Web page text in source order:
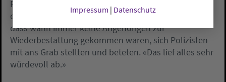
Pastorin Susanne Bruns. Auf ihrem Friedhof rückten
die Pathologen als erstes an. Beeindruckt habe sie,
dass wann immer keine Angehörigen zur
Wiederbestattung gekommen waren, sich Polizisten
mit ans Grab stellten und beteten. «Das lief alles sehr
würdevoll ab.»
Impressum | Datenschutz